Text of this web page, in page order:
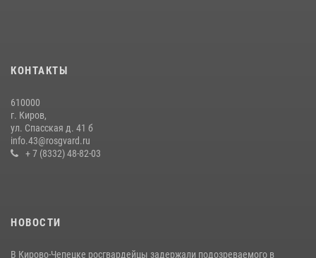
В Кирове и Кирово-Чепецке росгвардейцы задержали
подозреваемых в хулиганстве
19 июля 2026, 07:00
КОНТАКТЫ
610000
г. Киров,
ул. Спасская д. 41 б
info.43@rosgvard.ru
+ 7 (8332) 48-82-03
НОВОСТИ
В Кирово-Чепецке росгвардейцы задержали подозреваемого в